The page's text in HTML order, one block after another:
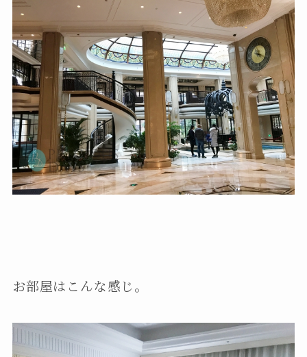
お部屋はこんな感じ。